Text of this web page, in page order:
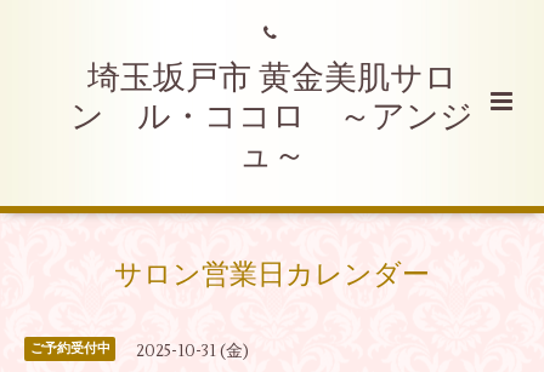
埼玉坂戸市 黄金美肌サロ
ン ル・ココロ ～アンジ
ュ～
サロン営業日カレンダー
ご予約受付中 2025-10-31 (金)